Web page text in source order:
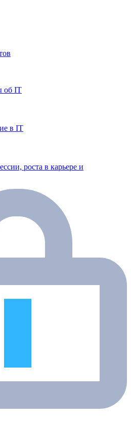
об IT
в IT
роста в карьере и